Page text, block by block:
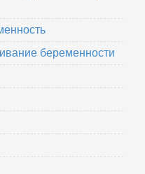
беременности